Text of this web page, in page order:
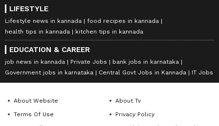
LIFESTYLE
Lifestyle news in kannada
food recipes in kannada
health tips in kannada
kitchen tips in kannada
EDUCATION & CAREER
job news in kannada Private Jobs
bank jobs in karnataka
Government jobs in karnataka
Central Govt Jobs in Kannada IT Jobs
About Website
About Tv
Terms Of Use
Privacy Policy